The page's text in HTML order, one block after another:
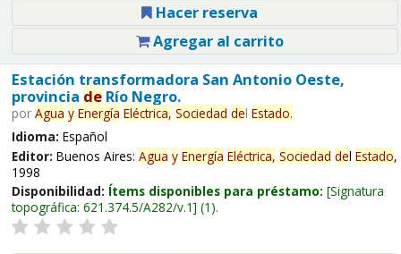
Hacer reserva
Agregar al carrito
Estación transformadora San Antonio Oeste,
provincia deRío Negro.
por Agua y Energía Eléctrica, Sociedad del Estado.
Idioma: Español
Editor: Buenos Aires: Agua y Energía Eléctrica, Sociedad del Estado,
1998
Disponibilidad: Ítems disponibles para préstamo: Signatura
topográfica: 621.374.5/A282/v.1 (1).